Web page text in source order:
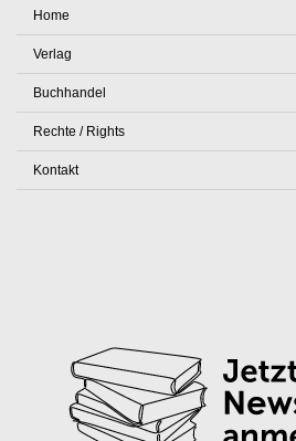
Home
Verlag
Buchhandel
Rechte / Rights
Kontakt